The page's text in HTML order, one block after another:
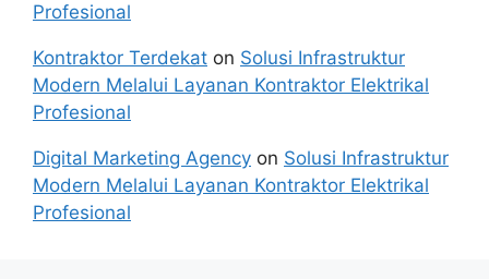
Profesional
Kontraktor Terdekat on Solusi Infrastruktur
Modern Melalui Layanan Kontraktor Elektrikal
Profesional
Digital Marketing Agency on Solusi Infrastruktur
Modern Melalui Layanan Kontraktor Elektrikal
Profesional